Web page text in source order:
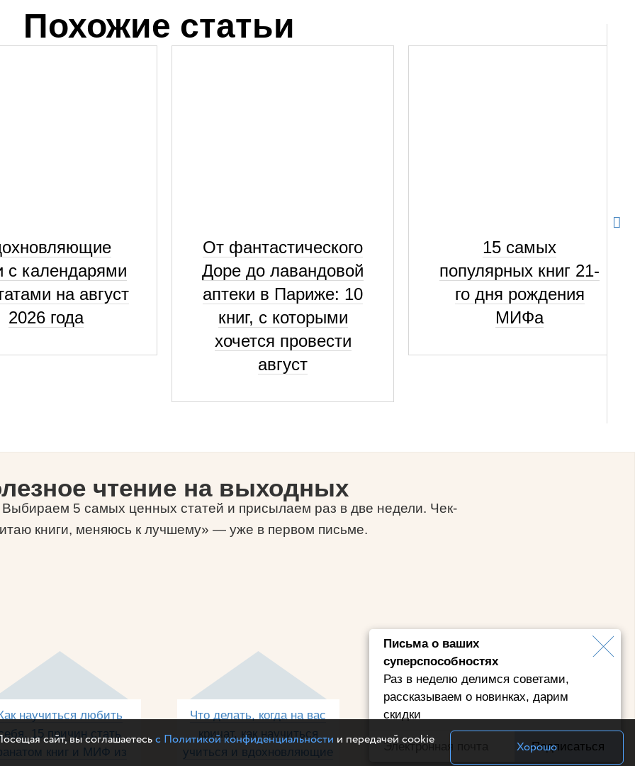
Письма о ваших
суперспособностях
Раз в неделю делимся советами,
рассказываем о новинках, дарим
скидки
Подписаться
Похожие статьи
с календарями
на август
2026 года
От фантастического
Доре до лавандовой
аптеки в Париже: 10
книг, с которыми
хочется провести
август
15 самых
популярных книг 21-
го дня рождения
МИФа
чтение на выходных
Выбираем 5 самых ценных статей и присылаем раз в две недели. Чек-
книги, меняюсь к лучшему» — уже в первом письме.
научиться любить
15 причин стать
книг и МИФ из
Что делать, когда на вас
кричат, как научиться
учиться и вдохновляющие
Общение с любимыми,
тренировки за 15 минут и 4
приема суперобучения для
сайт, вы соглашаетесьс Политикой конфиденциальности и передачей cookie
Хорошо